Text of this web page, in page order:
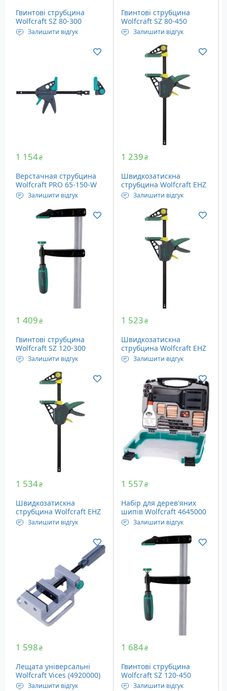
Гвинтові струбцина
Wolfcraft SZ 80-300
(3611000)
Залишити відгук
Гвинтові струбцина
Wolfcraft SZ 80-450
(3612000)
Залишити відгук
Довжина висувної
частини: 80-450 мм
1 154₴
Верстачная струбцина
Wolfcraft PRO 65-150-W
(3036000)
Залишити відгук
Довжина висувної
частини: 65-150 мм
1 239₴
Швидкозатискна
струбцина Wolfcraft EHZ
Pro 100-150 (3030000)
Залишити відгук
Довжина висувної
частини: 100-150 мм
1 409₴
Гвинтові струбцина
Wolfcraft SZ 120-300
(3620000)
Залишити відгук
Довжина висувної
частини: 300 мм
1 523₴
Швидкозатискна
струбцина Wolfcraft EHZ
Pro 100-300 (3031000)
Залишити відгук
частини: 100-560 мм
Глибина: 100 мм
1 534₴
Швидкозатискна
струбцина Wolfcraft EHZ
Pro 100-450 (3032000)
Залишити відгук
1 557₴
Набір для дерев'яних
шипів Wolfcraft 4645000
Залишити відгук
Набір для з'єднання
дерев'яних конструкцій.
1 598₴
Лещата універсальні
Wolfcraft Vices (4920000)
Залишити відгук
1 684₴
Гвинтові струбцина
Wolfcraft SZ 120-450
(3621000)
Залишити відгук